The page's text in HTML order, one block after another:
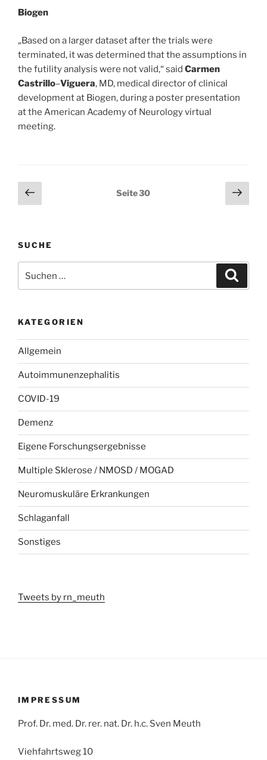
and
outcomes,
among
patients
with
multiple
sclerosis
treated
Biogen
„Based on a larger dataset after the trials were
terminated, it was determined that the assumptions in
the futility analysis were not valid,“ said Carmen
Castrillo–Viguera, MD, medical director of clinical
development at Biogen, during a poster presentation
at the American Academy of Neurology virtual
meeting.
Seitennummerierung
der
Vorherige
Seite
Seite30
SUCHE
nach:
KATEGORIEN
Allgemein
Autoimmunenzephalitis
COVID-19
Demenz
Eigene Forschungsergebnisse
Multiple Sklerose / NMOSD / MOGAD
Neuromuskuläre Erkrankungen
Schlaganfall
Sonstiges
Tweets by rn_meuth
IMPRESSUM
Prof. Dr. med. Dr. rer. nat. Dr. h.c. Sven Meuth
Viehfahrtsweg 10